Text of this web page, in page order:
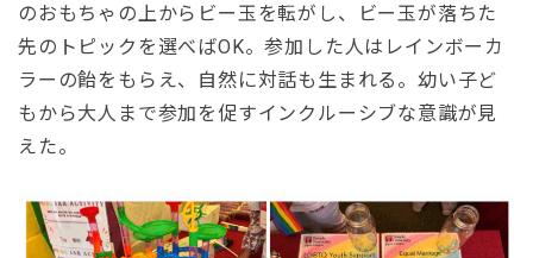
のおもちゃの上からビー玉を転がし、ビー玉が落ちた
先のトピックを選べばOK。参加した人はレインボーカ
ラーの飴をもらえ、自然に対話も生まれる。幼い子ど
もから大人まで参加を促すインクルーシブな意識が見
えた。